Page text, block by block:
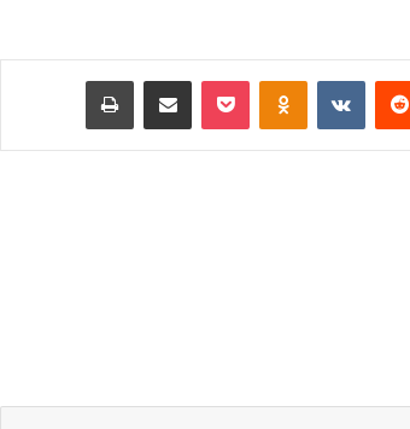
Odnoklassniki
‫Pocket مشاركة عبر البريد طباعة